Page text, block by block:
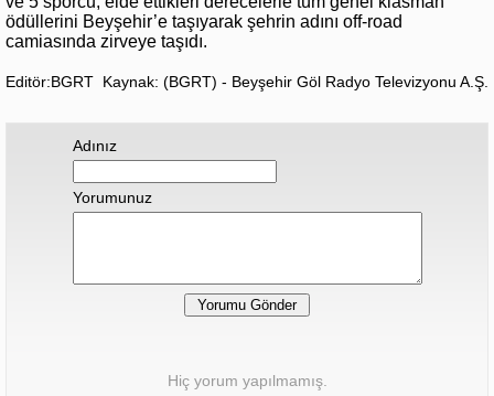
ödüllerini Beyşehir’e taşıyarak şehrin adını off-road
camiasında zirveye taşıdı.
Editör:BGRT Kaynak: (BGRT) - Beyşehir Göl Radyo Televizyonu A.Ş.
Adınız
Yorumunuz
Hiç yorum yapılmamış.